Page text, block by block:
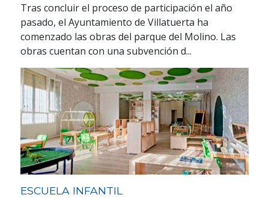
Tras concluir el proceso de participación el año
pasado, el Ayuntamiento de Villatuerta ha
comenzado las obras del parque del Molino. Las
obras cuentan con una subvención d...
ESCUELA INFANTIL